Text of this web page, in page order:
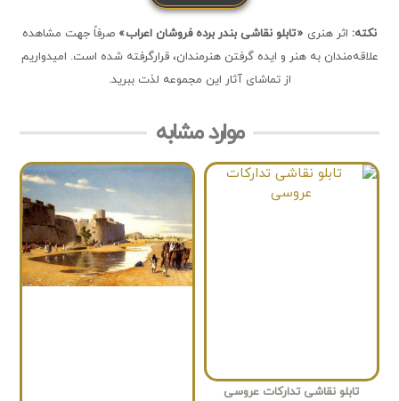
نکته: اثر هنری «تابلو نقاشی بندر برده فروشان اعراب» صرفاً جهت مشاهده
علاقه‌مندان به هنر و ایده گرفتن هنرمندان، قرارگرفته شده است. امیدواریم
از تماشای آثار این مجموعه لذت ببرید.
موارد مشابه
تابلو نقاشی تدارکات عروسی